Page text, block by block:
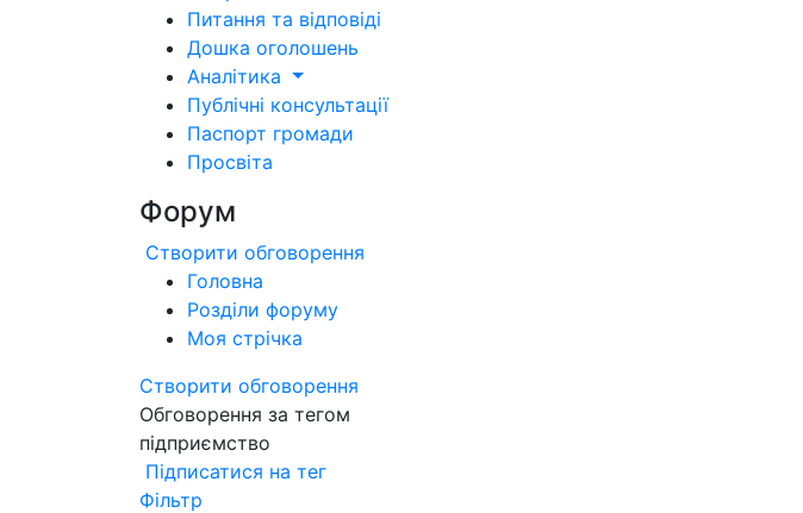
Питання та відповіді
Дошка оголошень
Аналітика
Публічні консультації
Паспорт громади
Просвіта
Форум
Створити обговорення
Головна
Розділи форуму
Моя стрічка
Створити обговорення
Обговорення за тегом
підприємство
Підписатися на тег
Фільтр